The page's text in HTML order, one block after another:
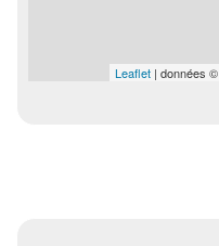
Leaflet | données ©